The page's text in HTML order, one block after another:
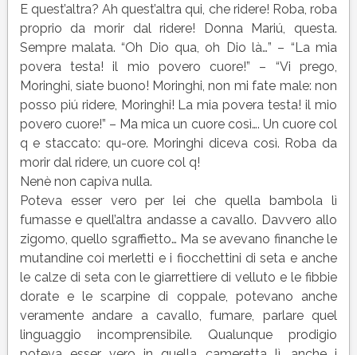
E quest’altra? Ah quest’altra qui, che ridere! Roba, roba
proprio da morir dal ridere! Donna Mariú, questa.
Sempre malata. “Oh Dio qua, oh Dio là…” – “La mia
povera testa! il mio povero cuore!” – “Vi prego,
Moringhi, siate buono! Moringhi, non mi fate male: non
posso piú ridere, Moringhi! La mia povera testa! il mio
povero cuore!” – Ma mica un cuore così…. Un cuore col
q e staccato: qu-ore. Moringhi diceva così. Roba da
morir dal ridere, un cuore col q!
Nenè non capiva nulla.
Poteva esser vero per lei che quella bambola lì
fumasse e quell’altra andasse a cavallo. Davvero allo
zigomo, quello sgraffietto… Ma se avevano finanche le
mutandine coi merletti e i fiocchettini di seta e anche
le calze di seta con le giarrettiere di velluto e le fibbie
dorate e le scarpine di coppale, potevano anche
veramente andare a cavallo, fumare, parlare quel
linguaggio incomprensibile. Qualunque prodigio